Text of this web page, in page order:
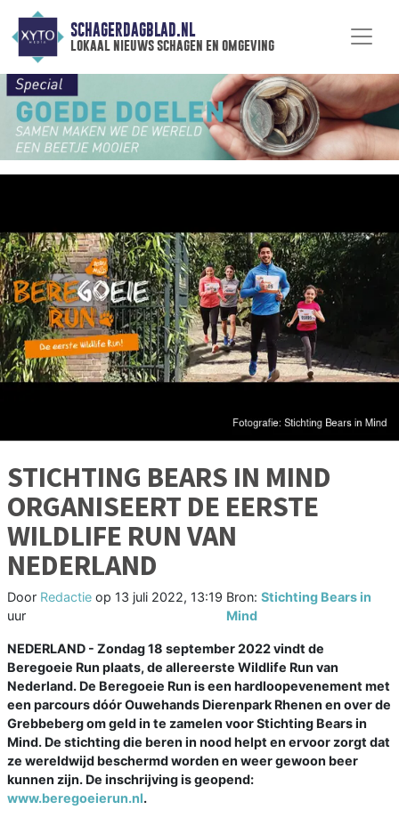
SCHAGERDAGBLAD.NL
lokaal nieuws schagen en omgeving
STICHTING BEARS IN MIND
ORGANISEERT DE EERSTE
WILDLIFE RUN VAN
NEDERLAND
Door Redactie op 13 juli 2022, 13:19
uur
Bron:Stichting Bears in
Mind
NEDERLAND - Zondag 18 september 2022 vindt de
Beregoeie Run plaats, de allereerste Wildlife Run van
Nederland. De Beregoeie Run is een hardloopevenement met
een parcours dóór Ouwehands Dierenpark Rhenen en over de
Grebbeberg om geld in te zamelen voor Stichting Bears in
Mind. De stichting die beren in nood helpt en ervoor zorgt dat
ze wereldwijd beschermd worden en weer gewoon beer
kunnen zijn. De inschrijving is geopend:
www.beregoeierun.nl.